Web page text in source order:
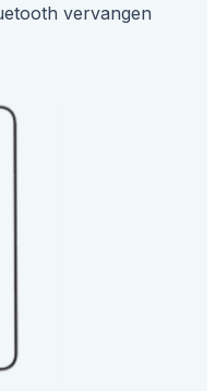
vervangen